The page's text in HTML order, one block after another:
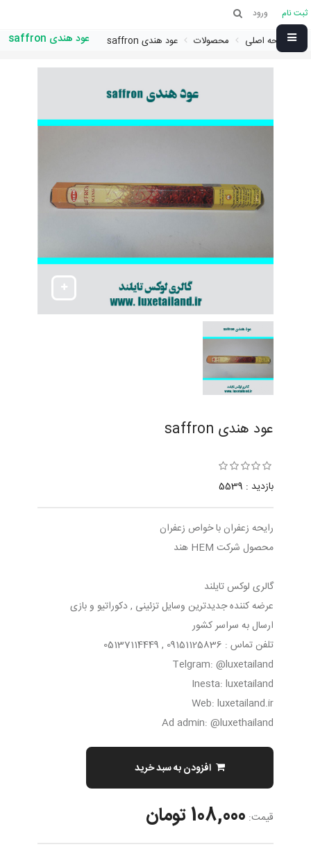
ثبت نام ورود
صفحه اصلی محصولات عود هندی saffron عود هندی saffron
عود هندی saffron
بازدید : 5539
رایحه زعفران با خواص زعفران
محصول شرکت HEM هند
گالری لوکس تایلند
عرضه کننده جدیدترین وسایل تزئینی , دکوراتیو و بازی
ارسال به سراسر کشور
تلفن تماس : 09151125836 , 05137114449
Telgram: @luxetailand
Inesta: luxetailand
Web: luxetailand.ir
Ad admin: @luxethailand
افزودن به سبد خرید
قیمت: 108,000 تومان